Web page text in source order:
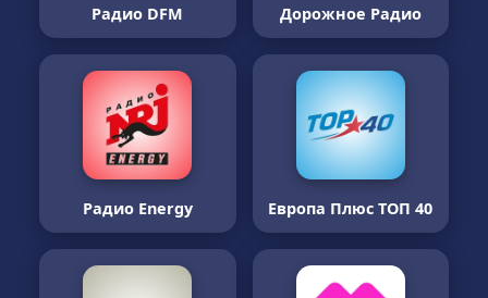
Радио DFM Дорожное Радио
Радио Energy Европа Плюс ТОП 40